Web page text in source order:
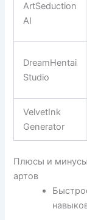
ArtSeduction
AI
DreamHentai
Studio
VelvetInk
Generator
Плюсы и минусы
артов